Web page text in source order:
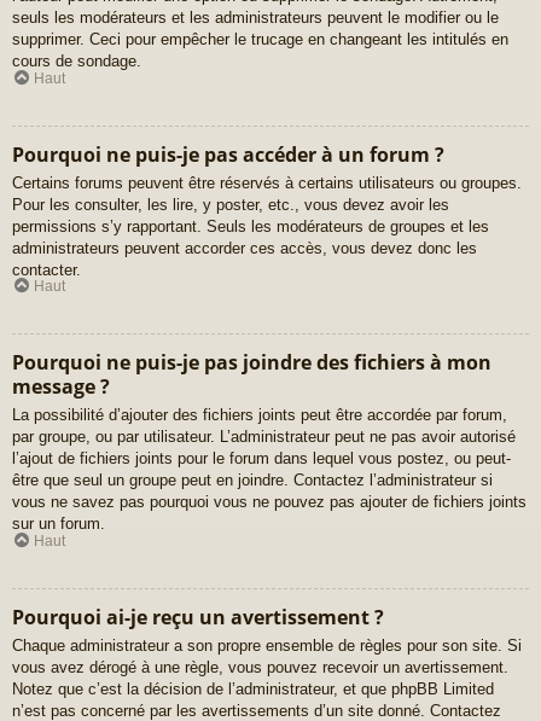
seuls les modérateurs et les administrateurs peuvent le modifier ou le
supprimer. Ceci pour empêcher le trucage en changeant les intitulés en
cours de sondage.
Haut
Pourquoi ne puis-je pas accéder à un forum ?
Certains forums peuvent être réservés à certains utilisateurs ou groupes.
Pour les consulter, les lire, y poster, etc., vous devez avoir les
permissions s’y rapportant. Seuls les modérateurs de groupes et les
administrateurs peuvent accorder ces accès, vous devez donc les
contacter.
Haut
Pourquoi ne puis-je pas joindre des fichiers à mon
message ?
La possibilité d’ajouter des fichiers joints peut être accordée par forum,
par groupe, ou par utilisateur. L’administrateur peut ne pas avoir autorisé
l’ajout de fichiers joints pour le forum dans lequel vous postez, ou peut-
être que seul un groupe peut en joindre. Contactez l’administrateur si
vous ne savez pas pourquoi vous ne pouvez pas ajouter de fichiers joints
sur un forum.
Haut
Pourquoi ai-je reçu un avertissement ?
Chaque administrateur a son propre ensemble de règles pour son site. Si
vous avez dérogé à une règle, vous pouvez recevoir un avertissement.
Notez que c’est la décision de l’administrateur, et que phpBB Limited
n’est pas concerné par les avertissements d’un site donné. Contactez